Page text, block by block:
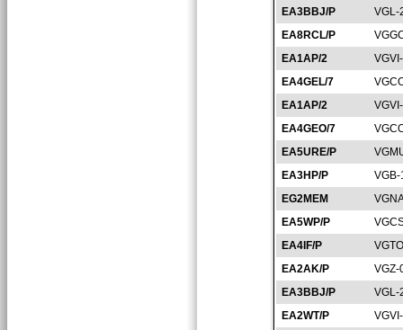
EA3BBJ/P
VGL-
EA8RCL/P
EA1AP/2
EA4GEL/7
EA1AP/2
EA4GEO/7
EA5URE/P
EA3HP/P
EG2MEM
EA5WP/P
EA4IF/P
EA2AK/P
VGZ-
EA3BBJ/P
VGL-
EA2WT/P